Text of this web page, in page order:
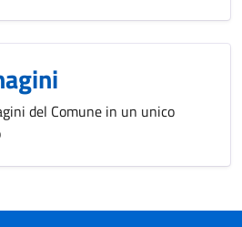
del Comune in un unico